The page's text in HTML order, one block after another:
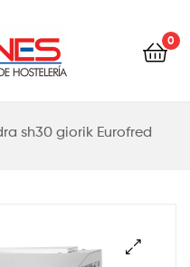
0
sh30 giorik Eurofred